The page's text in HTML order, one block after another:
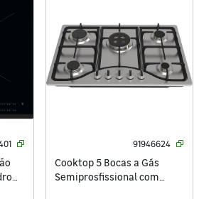
91946624
Cooktop 5 Bocas a Gás
Semiprosfissional com